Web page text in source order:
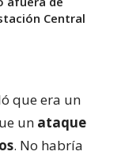
Central
que era un
un ataque
. No habría